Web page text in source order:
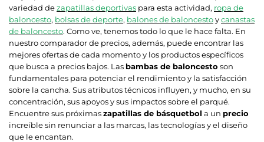
variedad dezapatillas deportivas para esta actividad, ropa de
baloncesto, bolsas de deporte, balones de baloncestoycanastas
de baloncesto. Como ve, tenemos todo lo que le hace falta. En
nuestro comparador de precios, además, puede encontrar las
mejores ofertas de cada momento y los productos específicos
que busca a precios bajos. Las bambas de baloncesto son
fundamentales para potenciar el rendimiento y la satisfacción
sobre la cancha. Sus atributos técnicos influyen, y mucho, en su
concentración, sus apoyos y sus impactos sobre el parqué.
Encuentre sus próximaszapatillas de básquetbol a un precio
increíble sin renunciar a las marcas, las tecnologías y el diseño
que le encantan.